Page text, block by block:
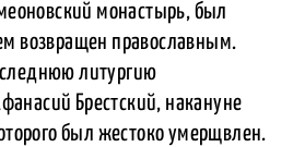
монастырь, был
возвращен православным.
литургию
Брестский, накануне
был жестоко умерщвлен.